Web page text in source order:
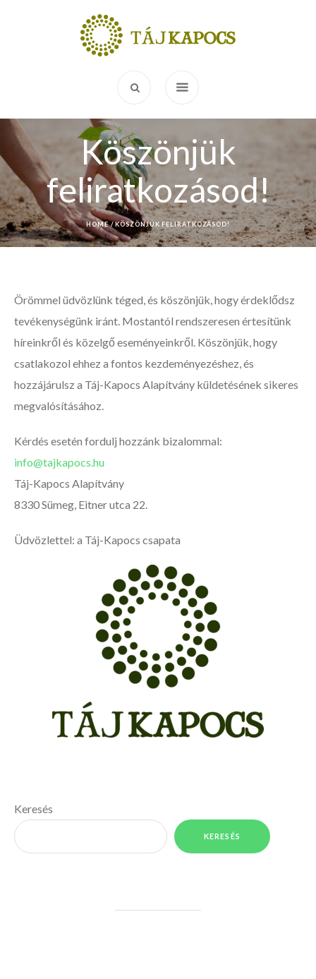
Köszönjük
feliratkozásod!
HOME /KÖSZÖNJÜK FELIRATKOZÁSOD!
Örömmel üdvözlünk téged, és köszönjük, hogy érdeklődsz
tevékenységünk iránt. Mostantól rendszeresen értesítünk
híreinkről és közelgő eseményeinkről. Köszönjük, hogy
csatlakozol ehhez a fontos kezdeményezéshez, és
hozzájárulsz a Táj-Kapocs Alapítvány küldetésének sikeres
megvalósításához.
Kérdés esetén fordulj hozzánk bizalommal:
info@tajkapocs.hu
Táj-Kapocs Alapítvány
8330 Sümeg, Eitner utca 22.
Üdvözlettel: a Táj-Kapocs csapata
Keresés
KERESÉS